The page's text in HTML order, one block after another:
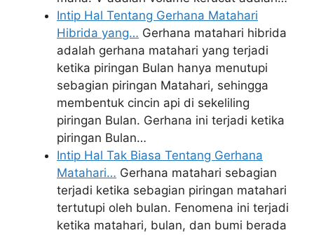
Intip Hal Tentang Gerhana Matahari
Hibrida yang… Gerhana matahari hibrida
adalah gerhana matahari yang terjadi
ketika piringan Bulan hanya menutupi
sebagian piringan Matahari, sehingga
membentuk cincin api di sekeliling
piringan Bulan. Gerhana ini terjadi ketika
piringan Bulan…
Intip Hal Tak Biasa Tentang Gerhana
Matahari… Gerhana matahari sebagian
terjadi ketika sebagian piringan matahari
tertutupi oleh bulan. Fenomena ini terjadi
ketika matahari, bulan, dan bumi berada